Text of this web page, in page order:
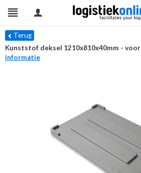
Terug
Kunststof deksel 1210x810x40mm -
informatie